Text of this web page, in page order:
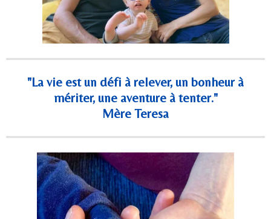
"La vie est un défi à relever, un bonheur à
mériter, une aventure à tenter."
Mère Teresa